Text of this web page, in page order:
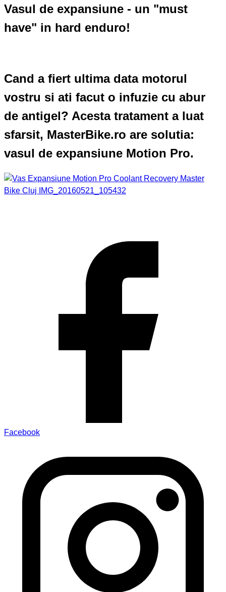
Vasul de expansiune - un "must
have" in hard enduro!
Cand a fiert ultima data motorul
vostru si ati facut o infuzie cu abur
de antigel? Acesta tratament a luat
sfarsit, MasterBike.ro are solutia:
vasul de expansiune Motion Pro.
Facebook